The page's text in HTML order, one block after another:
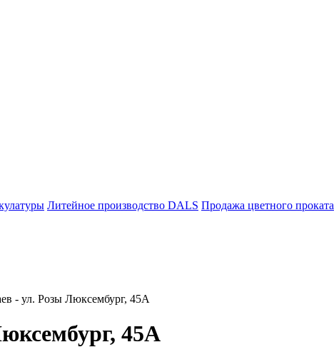
Литейное производство DALS Продажа цветного проката
- ул. Розы Люксембург, 45А
45А